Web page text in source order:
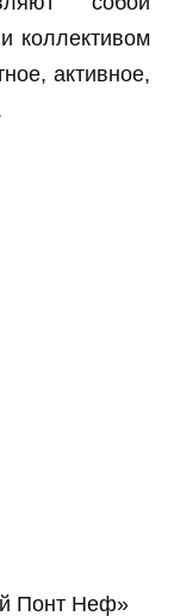
коллективом
активное,
Понт Неф»